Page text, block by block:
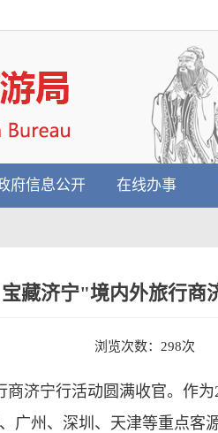
府信息公开 在线办事
藏济宁"境内外旅行商
浏览次数： 298次
济宁行活动圆满收官。作
广州、深圳、天津等重点客